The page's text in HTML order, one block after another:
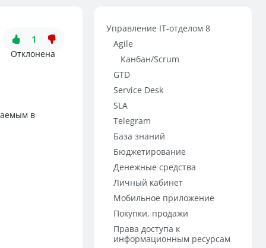
Управление IT-отделом 8
Agile
Канбан/Scrum
GTD
Service Desk
SLA
Telegram
База знаний
Бюджетирование
Денежные средства
Личный кабинет
Мобильное приложение
Покупки, продажи
Права доступа к
информационным ресурсам
1
Отклонена
в